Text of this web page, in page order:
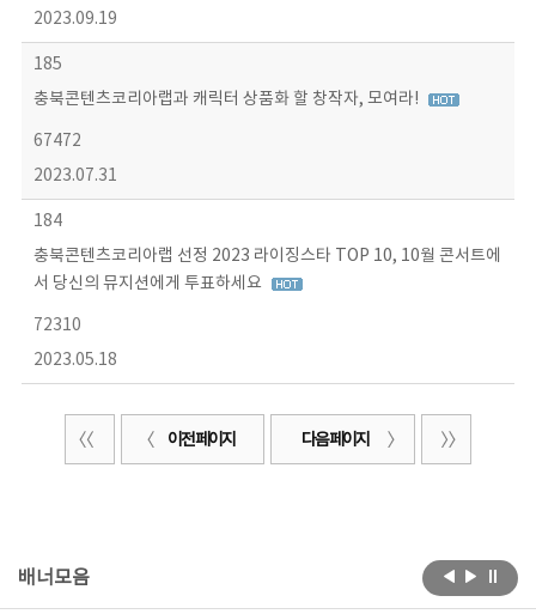
2023.09.19
185
충북콘텐츠코리아랩과 캐릭터 상품화 할 창작자, 모여라!
67472
2023.07.31
184
충북콘텐츠코리아랩 선정 2023 라이징스타 TOP 10, 10월 콘서트에
서 당신의 뮤지션에게 투표하세요
72310
2023.05.18
이전 페이지 다음 페이지
배너모음